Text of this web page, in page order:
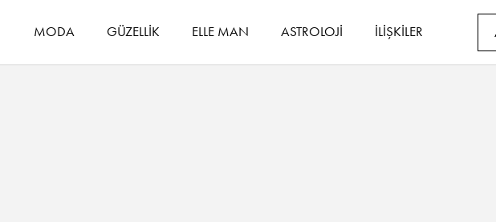
MODA GÜZELLİK ELLE MAN ASTROLOJİ İLİŞKİLER